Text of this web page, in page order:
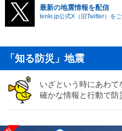
最新の地震情報を配信
tenki.jp公式X（旧Twitter）をご
「知る防災」地震
いざという時にあわて
確かな情報と行動で防